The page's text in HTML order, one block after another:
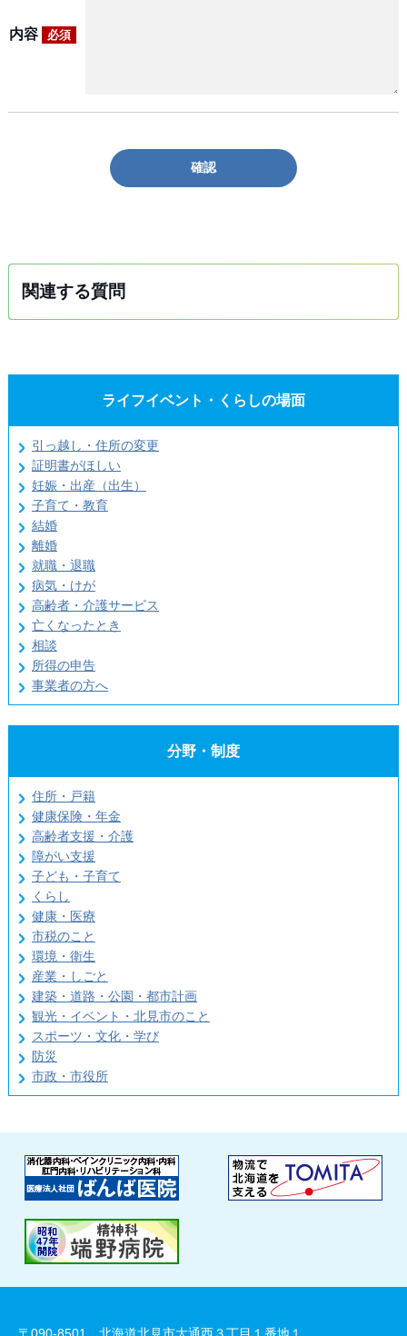
内容 必須
確認
関連する質問
ライフイベント・くらしの場面
引っ越し・住所の変更
証明書がほしい
妊娠・出産（出生）
子育て・教育
結婚
離婚
就職・退職
病気・けが
高齢者・介護サービス
亡くなったとき
相談
所得の申告
事業者の方へ
分野・制度
住所・戸籍
健康保険・年金
高齢者支援・介護
障がい支援
子ども・子育て
くらし
健康・医療
市税のこと
環境・衛生
産業・しごと
建築・道路・公園・都市計画
観光・イベント・北見市のこと
スポーツ・文化・学び
防災
市政・市役所